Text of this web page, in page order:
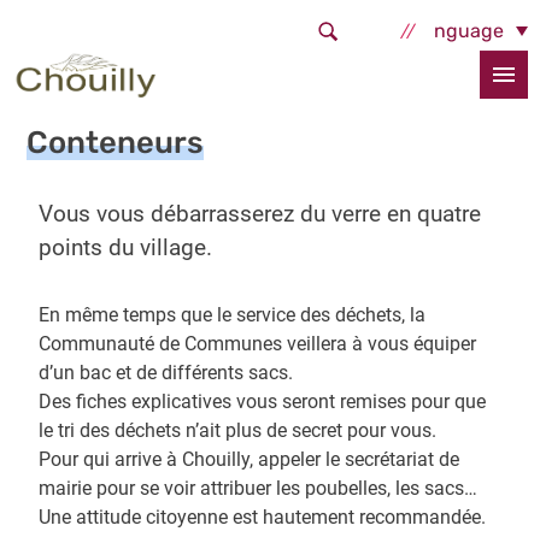
Select Language
Accueil Services et démarches
Collecte des déchets
Conteneurs
Vous vous débarrasserez du verre en quatre
points du village.
En même temps que le service des déchets, la
Communauté de Communes veillera à vous équiper
d’un bac et de différents sacs.
Des fiches explicatives vous seront remises pour que
le tri des déchets n’ait plus de secret pour vous.
Pour qui arrive à Chouilly, appeler le secrétariat de
mairie pour se voir attribuer les poubelles, les sacs…
Une attitude citoyenne est hautement recommandée.